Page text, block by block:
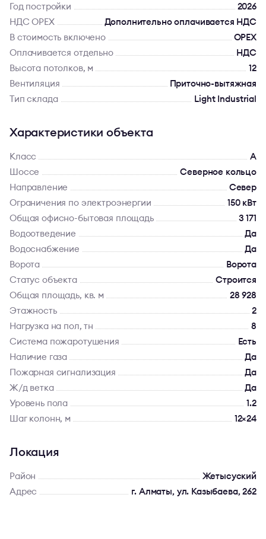
Год постройки
2026
НДС OPEX
Дополнительно оплачивается НДС
В стоимость включено
OPEX
Оплачивается отдельно
НДС
Высота потолков, м
12
Вентиляция
Приточно-вытяжная
Тип склада
Light Industrial
Характеристики объекта
Класс
A
Шоссе
Северное кольцо
Направление
Север
Ограничения по электроэнергии
150 кВт
Общая офисно-бытовая площадь
3 171
Водоотведение
Да
Водоснабжение
Да
Ворота
Ворота
Статус объекта
Строится
Общая площадь, кв. м
28 928
Этажность
2
Нагрузка на пол, тн
8
Система пожаротушения
Есть
Наличие газа
Да
Пожарная сигнализация
Да
Ж/д ветка
Да
Уровень пола
1.2
Шаг колонн, м
12×24
Локация
Район
Жетысуский
Адрес
г. Алматы, ул. Казыбаева, 262